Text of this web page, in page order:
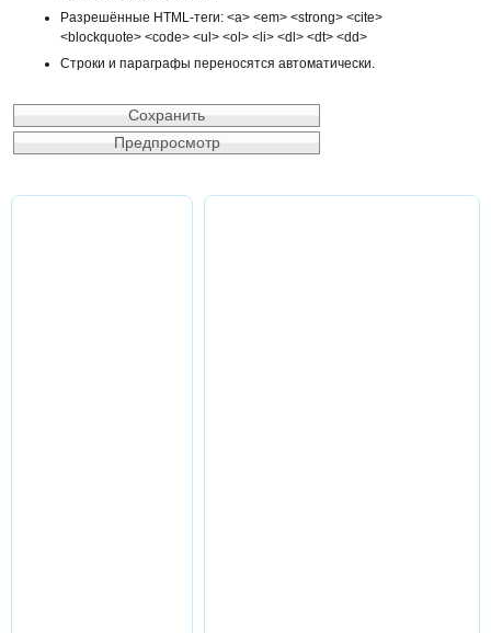
Разрешённые HTML-теги: <a> <em> <strong> <cite>
<blockquote> <code> <ul> <ol> <li> <dl> <dt> <dd>
Строки и параграфы переносятся автоматически.